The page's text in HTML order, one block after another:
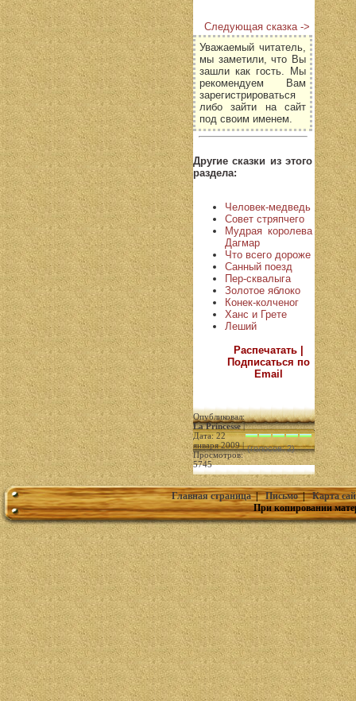
Следующая сказка ->
Уважаемый читатель,
мы заметили, что Вы
зашли как гость. Мы
рекомендуем Вам
зарегистрироваться
либо зайти на сайт
под своим именем.
Другие сказки из этого
раздела:
Человек-медведь
Совет стряпчего
Мудрая королева
Дагмар
Что всего дороже
Санный поезд
Пер-сквалыга
Золотое яблоко
Конек-колченог
Ханс и Грете
Леший
Распечатать |
Подписаться по
Email
Опубликовал:
La Princesse|
Дата: 22
января 2009 |
Просмотров:
5745
(голосов: 2)
Главная страница|Письмо|Карта
При копировании